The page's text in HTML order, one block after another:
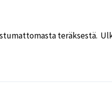
teräksestä.